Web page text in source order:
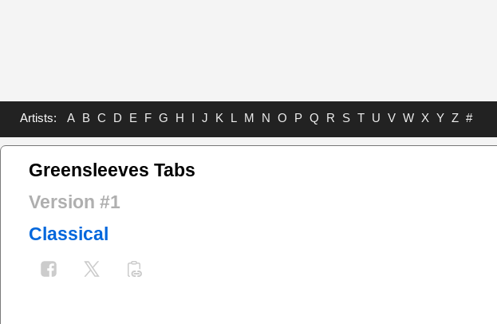
Artists: A B C D E F G H I J K L M N O P Q R S T U V W X Y Z #
Greensleeves Tabs
Version #1
Classical